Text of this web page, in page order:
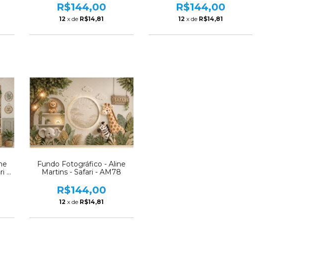
R$144,00
12 x de R$14,81
R$144,00
12 x de R$14,81
-
Fundo Fotográfico - Aline
Martins - Safari - AM78
R$144,00
12 x de R$14,81